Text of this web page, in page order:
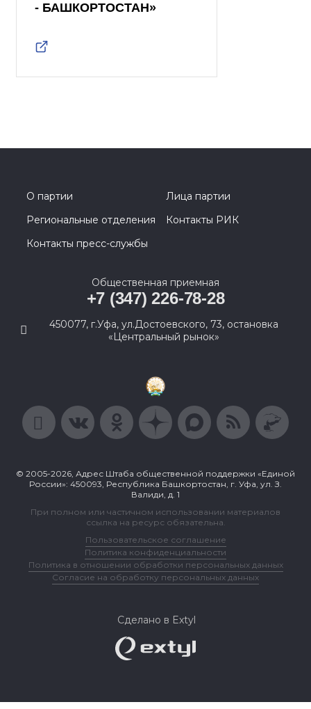
- БАШКОРТОСТАН»
О партии
Лица партии
Региональные отделения
Контакты РИК
Контакты пресс-службы
Общественная приемная
+7 (347) 226-78-28
450077, г.Уфа, ул.Достоевского, 73, остановка
«Центральный рынок»
© 2005-2026, Адрес Штаба общественной поддержки «Единой
России»: 450093, Республика Башкортостан, г. Уфа, ул. З.
Валиди, д. 1
При полном или частичном использовании материалов
ссылка на ресурс обязательна.
Пользовательское соглашение
Политика конфиденциальности
Политика в отношении обработки персональных данных
Согласие на обработку персональных данных
Сделано в Extyl